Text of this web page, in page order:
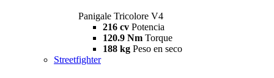
Panigale Tricolore V4
216 cv Potencia
120.9 Nm Torque
188 kg Peso en seco
Streetfighter